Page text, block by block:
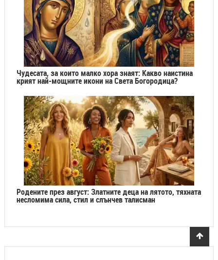
Чудесата, за които малко хора знаят: Какво наистина
крият най-мощните икони на Света Богородица?
Родените през август: Златните деца на лятото, тяхната
несломима сила, стил и слънчев талисман